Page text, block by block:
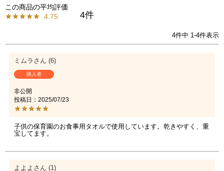
4.75 4
4件中 1-4件表示
ミムラ 6
購入者
非公開
投稿日
2025/07/23
子供の保育園のお食事用タオルで使用しています。乾きやすく、重
宝してます。
よよよ 1